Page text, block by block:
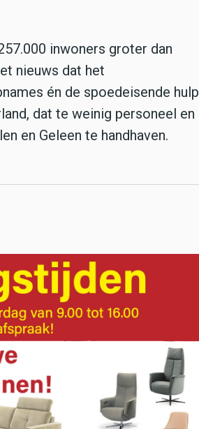
inwoners groter dan
nieuws dat het
én de spoedeisende hulp
dat te weinig personeel en
en Geleen te handhaven.